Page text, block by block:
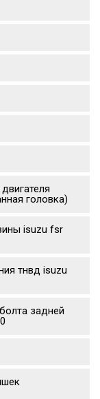
головка)
isuzu fsr
тнвд isuzu
задней